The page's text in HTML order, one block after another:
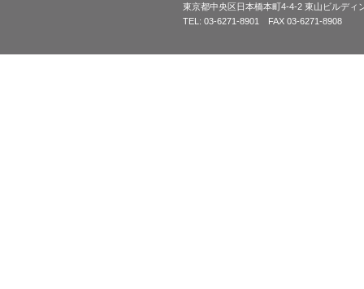
東京都中央区日本橋本町4-4-2 東山ビルディ
TEL: 03-6271-8901 FAX 03-6271-8908